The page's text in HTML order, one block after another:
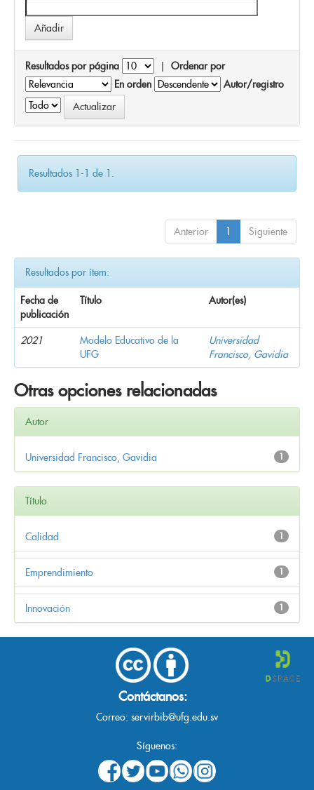
Resultados por página | Ordenar por
En orden
Autor/registro
Resultados 1-1 de 1.
Anterior 1 Siguiente
Resultados por ítem:
Fecha de
publicación
Título Autor(es)
2021
Modelo Educativo de la
UFG
Universidad
Francisco, Gavidia
Otras opciones relacionadas
Autor
1
Universidad Francisco, Gavidia
Título
1
Calidad
1
Emprendimiento
1
Innovación
Contáctanos:
Correo: servirbib@ufg.edu.sv
Síguenos: